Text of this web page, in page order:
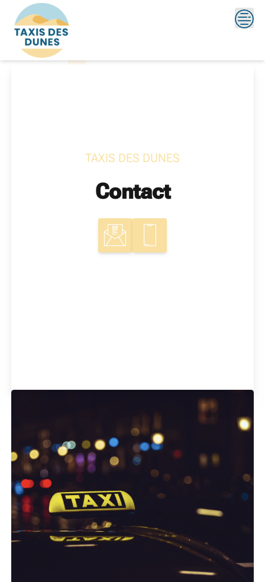
content
TAXIS DES DUNES
Contact